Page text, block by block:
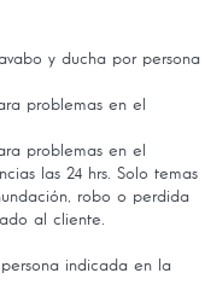
y ducha por persona
problemas en el
problemas en el
las 24 hrs. Solo temas
robo o perdida
al cliente.
indicada en la